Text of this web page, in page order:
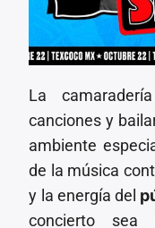
La
canciones y
ambiente
de la música
y la energía del
concierto sea